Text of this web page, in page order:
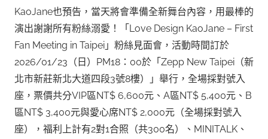
KaoJane也預告，當天將會準備全新舞台內容，用最棒的
演出謝謝所有粉絲溺愛！「Love Design KaoJane – First
Fan Meeting in Taipei」粉絲見面會，活動時間訂於
2026/01/23（日）PM18：00於「Zepp New Taipei（新
北市新莊新北大道四段3號8樓）」舉行，全場採對號入
座，票價共分VIP區NT$ 6,600元、A區NT$ 5,400元、B
區NT$ 3,400元與愛心席NT$ 2,000元（全場採對號入
座），福利上計有2對1合照（共300名）、MINITALK、